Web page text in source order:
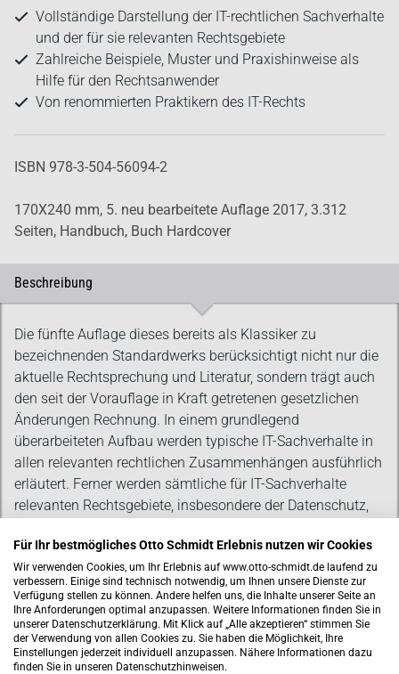
Vollständige Darstellung der IT-rechtlichen Sachverhalte
und der für sie relevanten Rechtsgebiete
Zahlreiche Beispiele, Muster und Praxishinweise als
Hilfe für den Rechtsanwender
Von renommierten Praktikern des IT-Rechts
ISBN 978-3-504-56094-2
170X240 mm, 5. neu bearbeitete Auflage 2017, 3.312
Seiten, Handbuch, Buch Hardcover
Beschreibung
Beschreibung
Die fünfte Auflage dieses bereits als Klassiker zu
bezeichnenden Standardwerks berücksichtigt nicht nur die
aktuelle Rechtsprechung und Literatur, sondern trägt auch
den seit der Vorauflage in Kraft getretenen gesetzlichen
Änderungen Rechnung. In einem grundlegend
überarbeiteten Aufbau werden typische IT-Sachverhalte in
allen relevanten rechtlichen Zusammenhängen ausführlich
erläutert. Ferner werden sämtliche für IT-Sachverhalte
relevanten Rechtsgebiete, insbesondere der Datenschutz,
sonstige digitale Güter, das Kartellrecht, das IT-
Vertragsrecht mit allgemeinem Teil und verschiedenen
Vertragstypen sowie das Verfahrensrecht, umfassend und
detailliert dargestellt.
Bei den einzelnen Vertragsgestaltungen werden sowohl
Für Ihr bestmögliches Otto Schmidt Erlebnis nutzen wir Cookies
Wir verwenden Cookies, um Ihr Erlebnis auf www.otto-schmidt.de laufend zu
verbessern. Einige sind technisch notwendig, um Ihnen unsere Dienste zur
Verfügung stellen zu können. Andere helfen uns, die Inhalte unserer Seite an
Ihre Anforderungen optimal anzupassen. Weitere Informationen finden Sie in
unserer Datenschutzerklärung. Mit Klick auf „Alle akzeptieren“ stimmen Sie
der Verwendung von allen Cookies zu. Sie haben die Möglichkeit, Ihre
Einstellungen jederzeit individuell anzupassen. Nähere Informationen dazu
finden Sie in unseren Datenschutzhinweisen.